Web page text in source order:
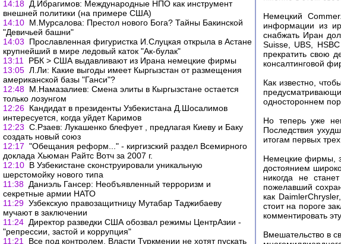
14:18 Д.Ибрагимов: Международные НПО как инструмент
внешней политики (на примере США)
14:10 М.Мурсалова: Престол нового Бога? Тайны Бакинской
"Девичьей башни"
14:03
Прославленная фигуристка И.Слуцкая открыла в Астане
крупнейший в мире ледовый каток "Ак-булак"
13:11
РБК > США выдавливают из Ирана немецкие фирмы
13:05 Л.Ли: Какие выгоды имеет Кыргызстан от размещения
американской базы "Ганси"?
12:48 М.Намазалиев: Смена элиты в Кыргызстане остается
только лозунгом
12:26 Кандидат в президенты Узбекистана Д.Шосалимов
интересуется, когда уйдет Каримов
12:23 С.Рзаев: Лукашенко блефует , предлагая Киеву и Баку
создать новый союз
12:17 "Обещания реформ..." - киргизский раздел Всемирного
доклада Хьюман Райтс Вотч за 2007 г.
12:10 В Узбекистане сконструировали уникальную
шерстомойку нового типа
11:38 Даниэль Гансер: Необъявленный терроризм и
секретные армии НАТО
11:29 Узбекскую правозащитницу Мутабар Таджибаеву
мучают в заключении
11:24 Директор разведки США обозвал режимы ЦентрАзии -
"репрессии, застой и коррупция"
11:21
Все под контролем. Власти Туркмении не хотят пускать
Немецкий
информации из
снабжать Иран
Suisse, UBS,
прекратить свою
консалтинговой
Как известно,
одностороннем
Но теперь уже
Последствия
итогам первых трех
Немецкие фирмы,
достоянием
никогда не
пожелавший
как
стоит на пороге
комментировать
Вмешательство в